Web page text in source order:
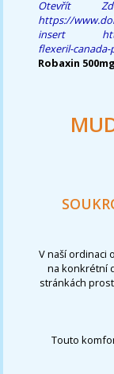
Otevřít
https://
insert
flexeril-canada-
Robaxin
V naší ordinaci
na konkrétní
stránkách
Touto